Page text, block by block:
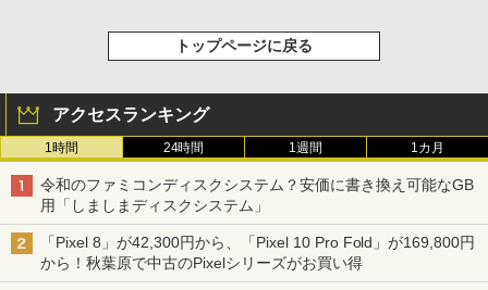
トップページに戻る
アクセスランキング
1時間 24時間 1週間 1カ月
令和のファミコンディスクシステム？安価に書き換え可能なGB
用「しましまディスクシステム」
「Pixel 8」が42,300円から、「Pixel 10 Pro Fold」が169,800円
から！秋葉原で中古のPixelシリーズがお買い得